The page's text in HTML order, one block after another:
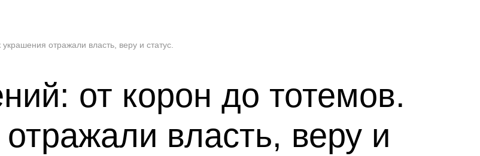
отражали власть, веру и статус.
от корон до тотемов.
власть, веру и